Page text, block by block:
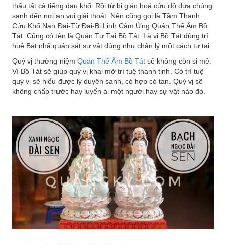
thấu tất cả tiếng đau khổ. Rồi từ bi giáo hoá cứu độ đưa chúng
sanh đến nơi an vui giải thoát. Nên cũng gọi là Tầm Thanh
Cứu Khổ Nạn Đại-Từ Đại-Bi Linh Cảm Ứng Quán Thế Âm Bồ
Tát. Cũng có tên là Quán Tự Tại Bồ Tát. Là vị Bồ Tát dùng trí
huệ Bát nhã quán sát sự vật đúng như chân lý một cách tự tại.
Quý vị thường niệmQuán Thế Âm Bồ Tát sẽ không còn si mê.
Vì Bồ Tát sẽ giúp quý vị khai mở trí tuệ thanh tịnh. Có trí tuệ
quý vị sẽ hiểu được lý duyên sanh, có hợp có tan. Quý vị sẽ
không chấp trước hay luyến ái một người hay sự vật nào đó.